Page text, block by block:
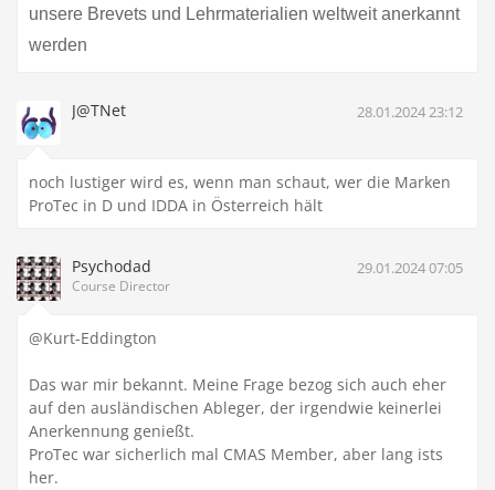
unsere Brevets und Lehrmaterialien weltweit anerkannt
werden
J@TNet 28.01.2024 23:12
noch lustiger wird es, wenn man schaut, wer die Marken
ProTec in D und IDDA in Österreich hält
Psychodad
Course Director
29.01.2024 07:05
@Kurt-Eddington
Das war mir bekannt. Meine Frage bezog sich auch eher
auf den ausländischen Ableger, der irgendwie keinerlei
Anerkennung genießt.
ProTec war sicherlich mal CMAS Member, aber lang ists
her.